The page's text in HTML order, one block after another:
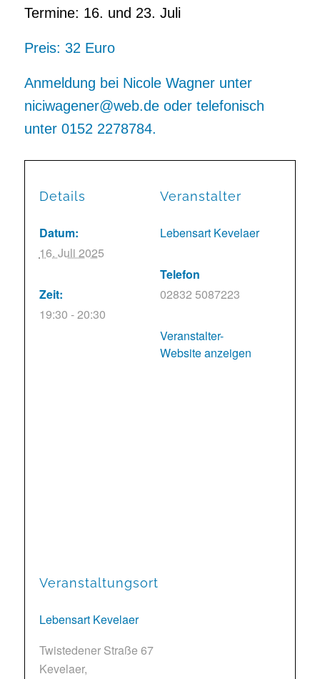
Termine: 16. und 23. Juli
Preis: 32 Euro
Anmeldung bei Nicole Wagner unter
niciwagener@web.deoder telefonisch
unter 0152 2278784.
Details
Datum:
16. Juli 2025
Zeit:
19:30 - 20:30
Veranstalter
Lebensart Kevelaer
Telefon
02832 5087223
Veranstalter-
Website anzeigen
Veranstaltungsort
Lebensart Kevelaer
Twistedener Straße 67
Kevelaer,